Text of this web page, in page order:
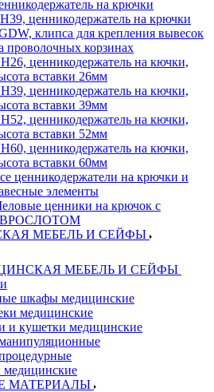
на крючки
ценникодержатель на крючки
клипса для крепления вывесок
проволочных корзинах
ценникодержатель на кючки,
вставки 26мм
ценникодержатель на кючки,
вставки 39мм
ценникодержатель на кючки,
вставки 52мм
ценникодержатель на кючки,
вставки 60мм
ценникодержатели на крючки и
элементы
ценники на крючок с
МЕБЕЛЬ И СЕЙФЫ
МЕБЕЛЬ И СЕЙФЫ
шкафы медицинские
медицинские
и кушетки медицинские
МАТЕРИАЛЫ